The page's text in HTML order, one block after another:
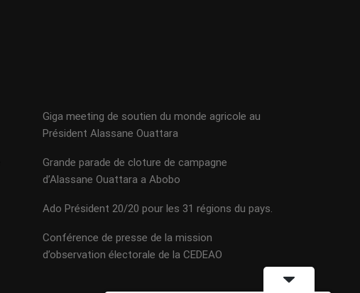
Giga meeting de soutien du monde agricole au
Président Alassane Ouattara
Grande parade de cloture de campagne
d’Alassane Ouattara a Abobo
Ado Président 20/20 pour les 31 régions du pays.
Conférence de presse de la mission
d’observation électorale de la CEDEAO